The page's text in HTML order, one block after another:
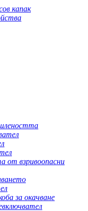
капак
от взривоопасни
за окачване